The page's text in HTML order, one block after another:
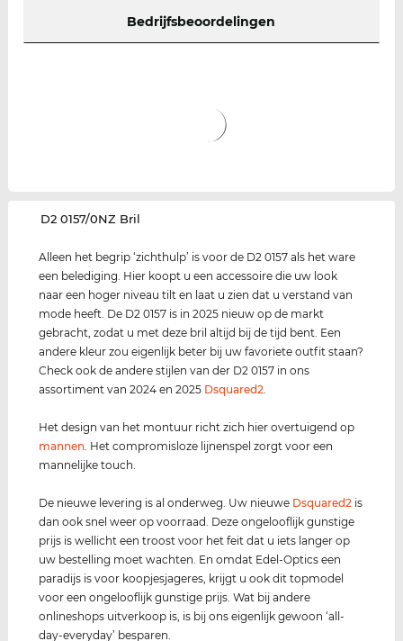
Bedrijfsbeoordelingen
‌D2 0157/0NZ Bril
Alleen het begrip ‘zichthulp’ is voor de D2 0157 als het ware
een belediging. Hier koopt u een accessoire die uw look
naar een hoger niveau tilt en laat u zien dat u verstand van
mode heeft. De D2 0157 is in 2025 nieuw op de markt
gebracht, zodat u met deze bril altijd bij de tijd bent. Een
andere kleur zou eigenlijk beter bij uw favoriete outfit staan?
Check ook de andere stijlen van der D2 0157 in ons
assortiment van 2024 en 2025 Dsquared2
Het design van het montuur richt zich hier overtuigend op
mannen . Het compromisloze lijnenspel zorgt voor een
mannelijke touch.
De nieuwe levering is al onderweg. Uw nieuwe Dsquared2 is
dan ook snel weer op voorraad. Deze ongelooflijk gunstige
prijs is wellicht een troost voor het feit dat u iets langer op
uw bestelling moet wachten. En omdat Edel-Optics een
paradijs is voor koopjesjageres, krijgt u ook dit topmodel
voor een ongelooflijk gunstige prijs. Wat bij andere
onlineshops uitverkoop is, is bij ons eigenlijk gewoon ‘all-
day-everyday’ besparen.